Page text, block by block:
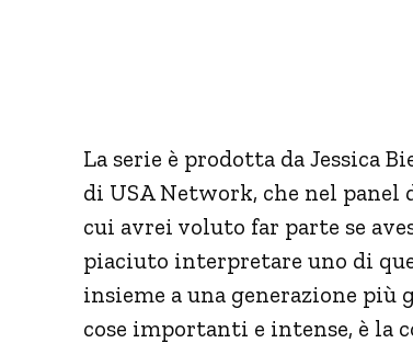
La serie è prodotta da Jessica
di USA Network, che nel panel
cui avrei voluto far parte se
piaciuto interpretare uno di
insieme a una generazione più
cose importanti e intense, è la